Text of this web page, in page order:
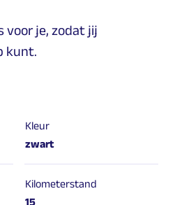
voor je, zodat jij
kunt.
Kleur
zwart
Kilometerstand
15